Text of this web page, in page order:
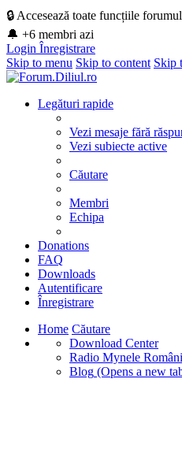
🔒 Accesează toate funcțiile
🔔 +6 membri azi
Login Înregistrare
Skip to menu Skip to content Skip
Legături rapide
Vezi mesaje fără
Vezi subiecte active
Căutare
Membri
Echipa
Donations
FAQ
Downloads
Autentificare
Înregistrare
Home Căutare
Download Center
Radio Mynele
Blog (Opens a new